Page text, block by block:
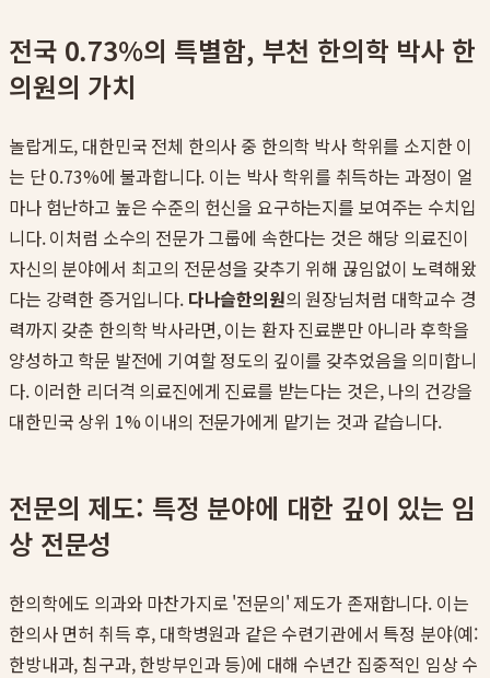
전국 0.73%의 특별함, 부천 한의학 박사 한
의원의 가치
놀랍게도, 대한민국 전체 한의사 중 한의학 박사 학위를 소지한 이
는 단 0.73%에 불과합니다. 이는 박사 학위를 취득하는 과정이 얼
마나 험난하고 높은 수준의 헌신을 요구하는지를 보여주는 수치입
니다. 이처럼 소수의 전문가 그룹에 속한다는 것은 해당 의료진이
자신의 분야에서 최고의 전문성을 갖추기 위해 끊임없이 노력해왔
다는 강력한 증거입니다. 다나슬한의원의 원장님처럼 대학교수 경
력까지 갖춘 한의학 박사라면, 이는 환자 진료뿐만 아니라 후학을
양성하고 학문 발전에 기여할 정도의 깊이를 갖추었음을 의미합니
다. 이러한 리더격 의료진에게 진료를 받는다는 것은, 나의 건강을
대한민국 상위 1% 이내의 전문가에게 맡기는 것과 같습니다.
전문의 제도: 특정 분야에 대한 깊이 있는 임
상 전문성
한의학에도 의과와 마찬가지로 '전문의' 제도가 존재합니다. 이는
한의사 면허 취득 후, 대학병원과 같은 수련기관에서 특정 분야(예:
한방내과, 침구과, 한방부인과 등)에 대해 수년간 집중적인 임상 수